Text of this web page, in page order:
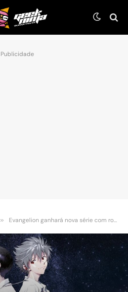
Publicidade
» Evangelion ganhará nova série com roteirista de NieR: Automata